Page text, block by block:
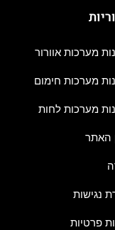
מערכות אוורור
מערכות חימום
מערכות לחות
האתר
נגישות
פרטיות